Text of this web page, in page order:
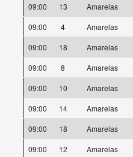
09:00
13 Amarelas
09:00
4 Amarelas
09:00
18 Amarelas
09:00
8 Amarelas
09:00
10 Amarelas
09:00
14 Amarelas
09:00
18 Amarelas
09:00
12 Amarelas